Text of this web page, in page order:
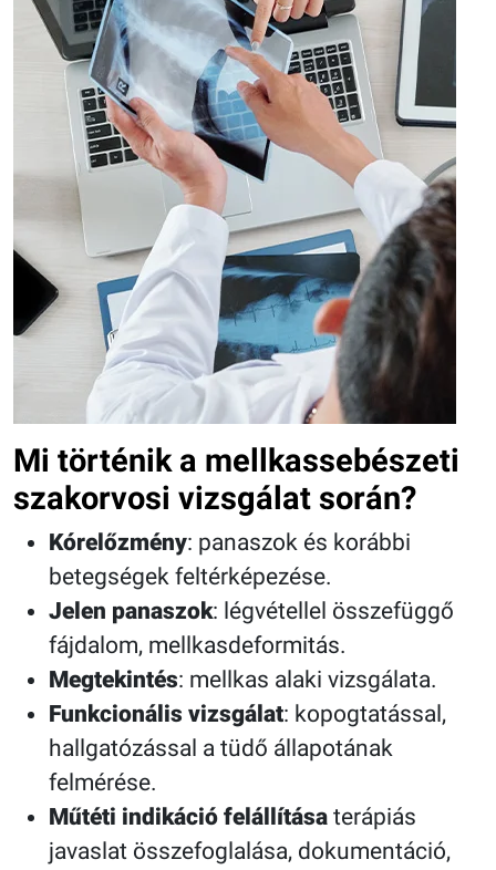
Mi történik a mellkassebészeti
szakorvosi vizsgálat során?
Kórelőzmény: panaszok és korábbi
betegségek feltérképezése.
Jelen panaszok: légvétellel összefüggő
fájdalom, mellkasdeformitás.
Megtekintés: mellkas alaki vizsgálata.
Funkcionális vizsgálat: kopogtatással,
hallgatózással a tüdő állapotának
felmérése.
Műtéti indikáció felállítása terápiás
javaslat összefoglalása, dokumentáció,